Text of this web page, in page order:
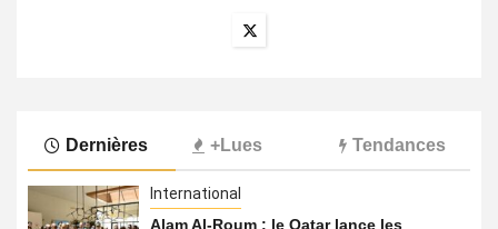
Dernières +Lues Tendances
International
Alam Al-Roum : le Qatar lance les